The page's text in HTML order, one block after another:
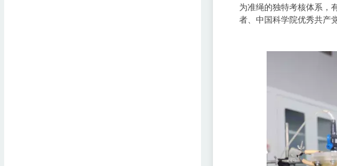
为准绳的独特考核体系，
者、中国科学院优秀共产